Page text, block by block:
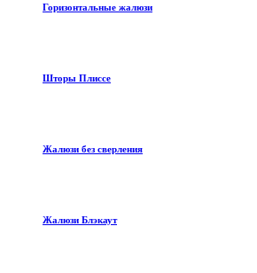
Горизонтальные жалюзи
Шторы Плиссе
Жалюзи без сверления
Жалюзи Блэкаут